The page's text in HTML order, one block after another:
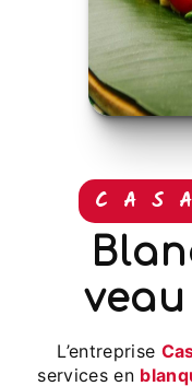
blanquette de
L’entreprise
services en